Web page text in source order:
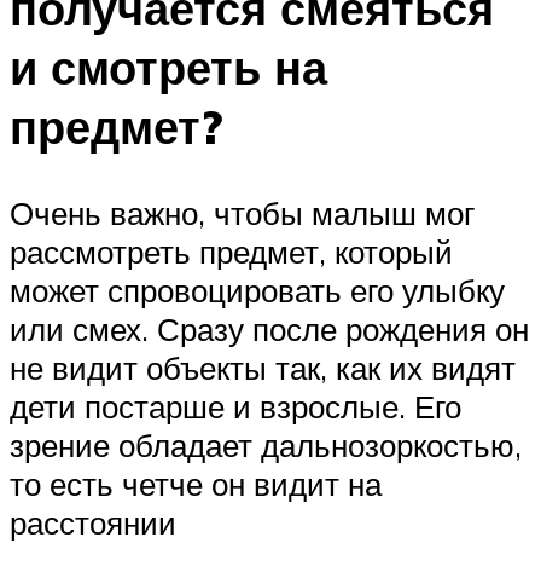
и смотреть на
предмет?
Очень важно, чтобы малыш мог
рассмотреть предмет, который
может спровоцировать его улыбку
или смех. Сразу после рождения он
не видит объекты так, как их видят
дети постарше и взрослые. Его
зрение обладает дальнозоркостью,
то есть четче он видит на
расстоянии